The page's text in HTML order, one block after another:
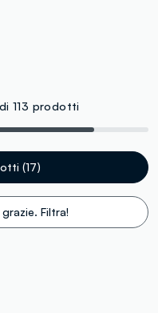
113 prodotti
(17)
Filtra!